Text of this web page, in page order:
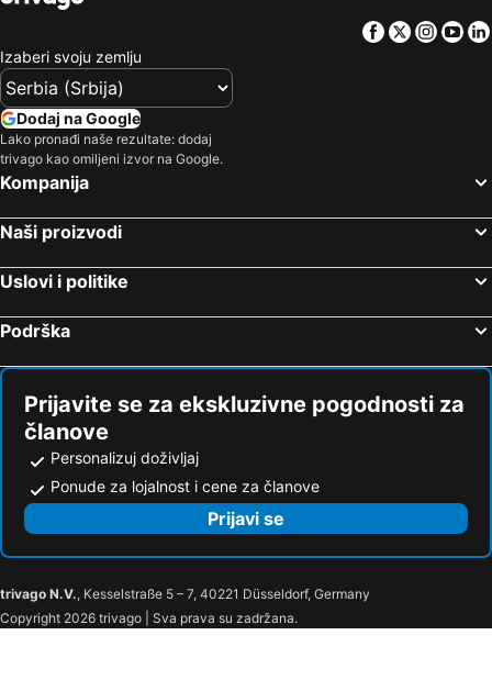
Zvezdara
Knez Mihailova
Banjica
Sremska Kamenica
Babin zub
Beogradska Arena
Petrovaradin
Aqua park Petroland
Novosadski sajam
Stari grad
Etno ekološko domaćinstvo Skok po skok
Sava centar
Rakovica
Autobuska stanica Novi Sad
Hram Svetog Save
Borsko jezero
Studenica
Izletište Jugovo Banja
Plavinac
Leštar
Zlatno Brdo
Facebook
Twitter
Izaberi svoju zemlju
Dodaj na Google
Lako pronađi naše rezultate: dodaj
trivago kao omiljeni izvor na Google.
Kompanija
Naši proizvodi
Uslovi i politike
Podrška
Prijavite se za ekskluzivne pogodnosti za
članove
Personalizuj doživljaj
Ponude za lojalnost i cene za članove
Prijavi se
trivago N.V., Kesselstraße 5 – 7, 40221 Düsseldorf, Germany
Copyright 2026 trivago | Sva prava su zadržana.